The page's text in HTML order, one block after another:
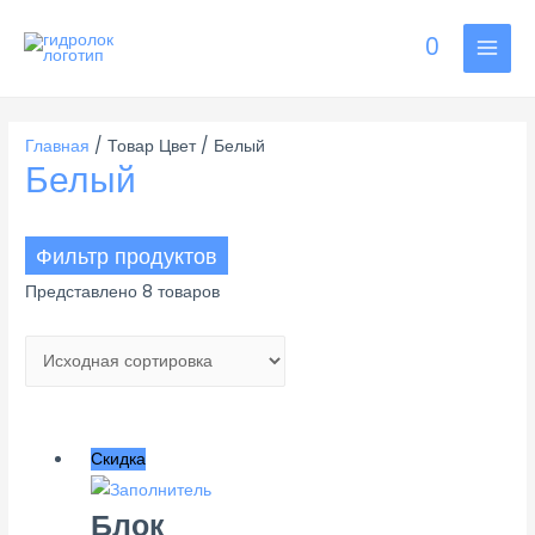
0
Главная / Товар Цвет / Белый
Белый
Фильтр продуктов
Страна-изготовитель
Китай
Представлено 8 товаров
Скидка
Блок